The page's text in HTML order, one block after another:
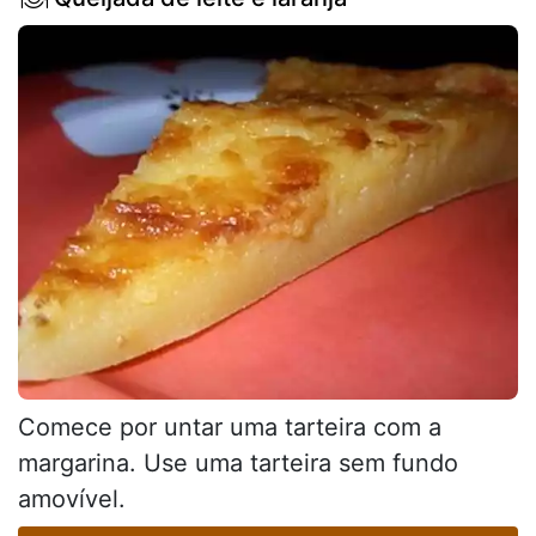
Comece por untar uma tarteira com a
margarina. Use uma tarteira sem fundo
amovível.